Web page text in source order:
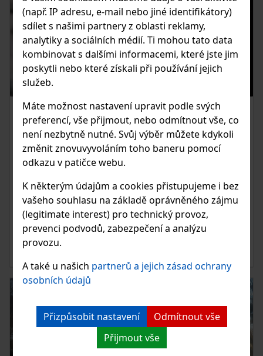
(např. IP adresu, e-mail nebo jiné identifikátory)
sdílet s našimi partnery z oblasti reklamy,
analytiky a sociálních médií. Ti mohou tato data
kombinovat s dalšími informacemi, které jste jim
poskytli nebo které získali při používání jejich
služeb.
Máte možnost nastavení upravit podle svých
preferencí, vše přijmout, nebo odmítnout vše, co
není nezbytně nutné. Svůj výběr můžete kdykoli
změnit znovuvyvoláním toho baneru pomocí
odkazu v patičce webu.
K některým údajům a cookies přistupujeme i bez
vašeho souhlasu na základě oprávněného zájmu
(legitimate interest) pro technický provoz,
prevenci podvodů, zabezpečení a analýzu
provozu.
A také u našich partnerů a jejich zásad ochrany
osobních údajů
Přizpůsobit nastavení
Odmítnout vše
Přijmout vše
01.07.2021
ZÁKLADY PRÁCE S CAMERA RAW
VE PHOTOSHOPU
modulem Photoshopu Camera RAW, který slouží k
vyvolávání fotografií z RAW formátu do jpg, tiff nebo psd,
případně pro další práci s fotografií přímo ve Photoshopu.
ČIST ČLÁNEK